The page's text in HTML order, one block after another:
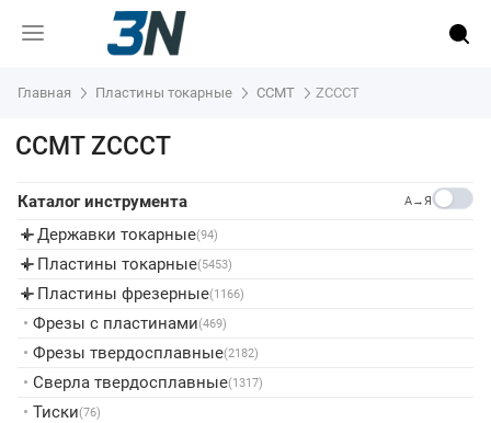
Главная Пластины токарные CCMT ZCCCT
CCMT ZCCCT
Каталог инструмента A→Я
▸ Державки токарные(94)
▸ Пластины токарные(5453)
▸ Пластины фрезерные(1166)
• Фрезы с пластинами(469)
• Фрезы твердосплавные(2182)
• Сверла твердосплавные(1317)
• Тиски(76)